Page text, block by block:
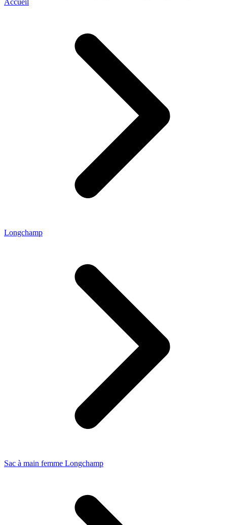
Accueil
Longchamp
Sac à main femme Longchamp